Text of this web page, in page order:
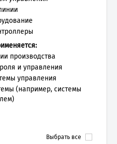
Выбрать все
производства
и управления
управления
(например, системы